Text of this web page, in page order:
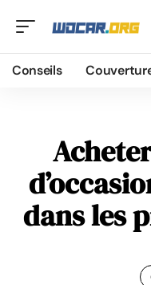
Conseils
dans les